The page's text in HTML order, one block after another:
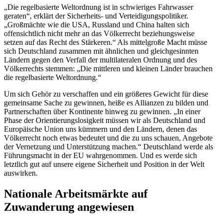
„Die regelbasierte Weltordnung ist in schwieriges Fahrwasser
geraten“, erklärt der Sicherheits- und Verteidigungspolitiker.
„Großmächte wie die USA, Russland und China halten sich
offensichtlich nicht mehr an das Völkerrecht beziehungsweise
setzen auf das Recht des Stärkeren.“ Als mittelgroße Macht müsse
sich Deutschland zusammen mit ähnlichen und gleichgesinnten
Ländern gegen den Verfall der multilateralen Ordnung und des
Völkerrechts stemmen: „Die mittleren und kleinen Länder brauchen
die regelbasierte Weltordnung.“
Um sich Gehör zu verschaffen und ein größeres Gewicht für diese
gemeinsame Sache zu gewinnen, heiße es Allianzen zu bilden und
Partnerschaften über Kontinente hinweg zu gewinnen. „In einer
Phase der Orientierungslosigkeit müssen wir als Deutschland und
Europäische Union uns kümmern und den Ländern, denen das
Völkerrecht noch etwas bedeutet und die zu uns schauen, Angebote
der Vernetzung und Unterstützung machen.“ Deutschland werde als
Führungsmacht in der EU wahrgenommen. Und es werde sich
letztlich gut auf unsere eigene Sicherheit und Position in der Welt
auswirken.
Nationale Arbeitsmärkte auf
Zuwanderung angewiesen